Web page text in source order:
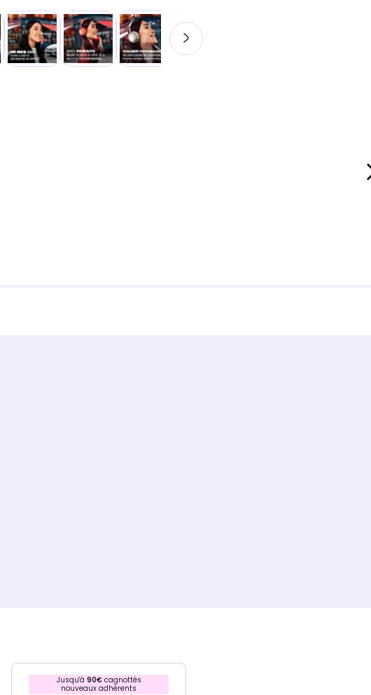
Jusqu'à 90€cagnottés
nouveaux adhérents